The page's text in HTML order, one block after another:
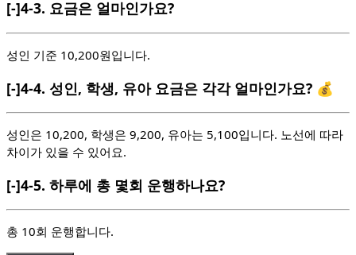
[-]4-3. 요금은 얼마인가요?
성인 기준 10,200원입니다.
[-]4-4. 성인, 학생, 유아 요금은 각각 얼마인가요? 💰
성인은 10,200, 학생은 9,200, 유아는 5,100입니다. 노선에 따라
차이가 있을 수 있어요.
[-]4-5. 하루에 총 몇회 운행하나요?
총 10회 운행합니다.